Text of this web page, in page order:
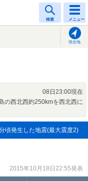
検索 メニュー
現在地
08日23:00現在
の西北西約250kmを西北西に
頃発生した地震(最大震度2)
2015年10月18日22:55発表